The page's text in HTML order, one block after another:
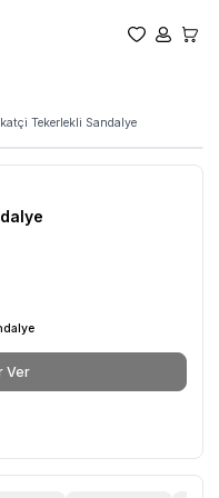
Favorilerim
Hesabım
Tekerlekli Sandalye
Ver